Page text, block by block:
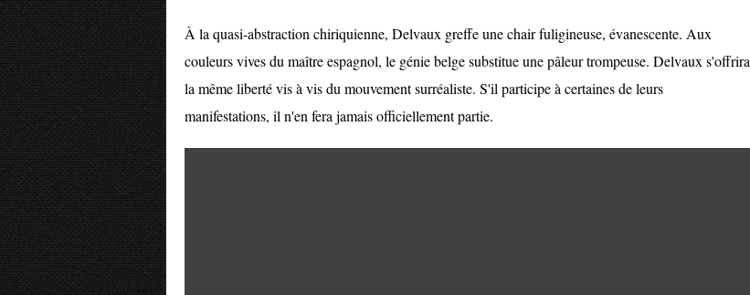
À la quasi-abstraction chiriquienne, Delvaux greffe une chair fuligineuse, évanescente. Aux
couleurs vives du maître espagnol, le génie belge substitue une pâleur trompeuse. Delvaux s'offrira
la même liberté vis à vis du mouvement surréaliste. S'il participe à certaines de leurs
manifestations, il n'en fera jamais officiellement partie.